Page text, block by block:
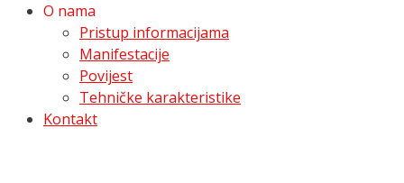
O nama
Pristup informacijama
Manifestacije
Povijest
Tehničke karakteristike
Kontakt